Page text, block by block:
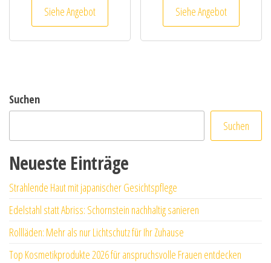
Siehe Angebot Siehe Angebot
Suchen
Suchen
Neueste Einträge
Strahlende Haut mit japanischer Gesichtspflege
Edelstahl statt Abriss: Schornstein nachhaltig sanieren
Rollläden: Mehr als nur Lichtschutz für Ihr Zuhause
Top Kosmetikprodukte 2026 für anspruchsvolle Frauen entdecken